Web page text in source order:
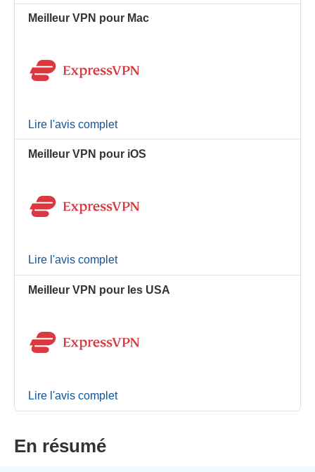
Meilleur VPN pour Mac
Lire l'avis complet
Meilleur VPN pour iOS
Lire l'avis complet
Meilleur VPN pour les USA
Lire l'avis complet
En résumé